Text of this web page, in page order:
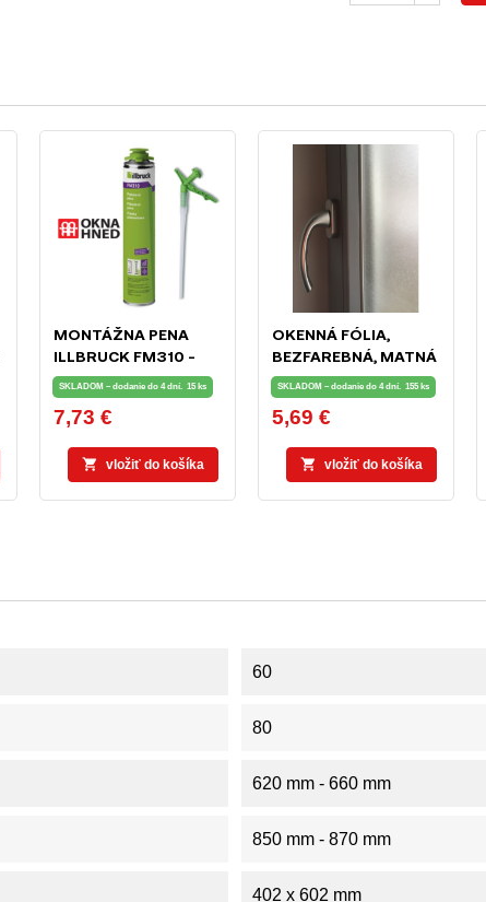
MONTÁŽNA PENA
ILLBRUCK FM310 -
750ML
SKLADOM – dodanie do 4 dní. 15 ks
Cena
7,73 €
 vložiť do košíka
OKENNÁ FÓLIA,
BEZFAREBNÁ, MATNÁ
NA OCHRANU
SÚKROMIA 90 X 50
CM
SKLADOM – dodanie do 4 dní. 155 ks
Cena
5,69 €
 vložiť do košíka
60
80
620 mm - 660 mm
850 mm - 870 mm
402 x 602 mm